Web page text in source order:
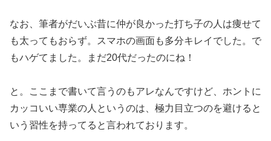
なお、筆者がだいぶ昔に仲が良かった打ち子の人は痩せて
も太って もおらず。スマホの画面も多分キレイでした。で
もハゲてました。
まだ20代だったのにね！
と。ここまで書いて言うのもアレなんですけど、ホントに
カッコいい専業の人というのは、極力目立つのを避けると
いう習性を持って ると言われております。